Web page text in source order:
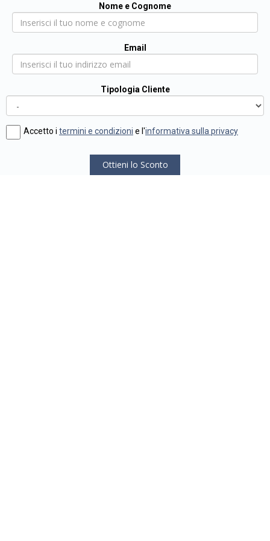
Nome e Cognome
Email
Tipologia Cliente
Accetto i termini e condizioni e l'informativa sulla privacy
Ottieni lo Sconto